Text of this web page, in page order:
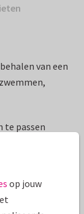
van een
te passen
op jouw